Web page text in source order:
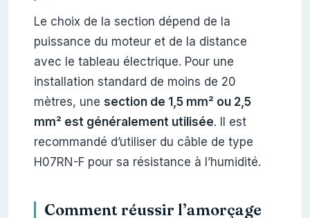
Le choix de la section dépend de la
puissance du moteur et de la distance
avec le tableau électrique. Pour une
installation standard de moins de 20
mètres, une section de 1,5 mm² ou 2,5
mm² est généralement utilisée. Il est
recommandé d’utiliser du câble de type
H07RN-F pour sa résistance à l’humidité.
Comment réussir l’amorçage